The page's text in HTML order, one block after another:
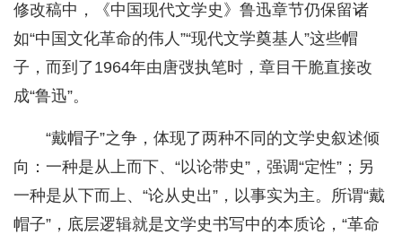
修改稿中，《中国现代文学史》鲁迅章节仍保留诸
如“中国文化革命的伟人”“现代文学奠基人”这些帽
子，而到了1964年由唐弢执笔时，章目干脆直接改
成“鲁迅”。
“戴帽子”之争，体现了两种不同的文学史叙述倾
向：一种是从上而下、“以论带史”，强调“定性”；另
一种是从下而上、“论从史出”，以事实为主。所谓“戴
帽子”，底层逻辑就是文学史书写中的本质论，“革命